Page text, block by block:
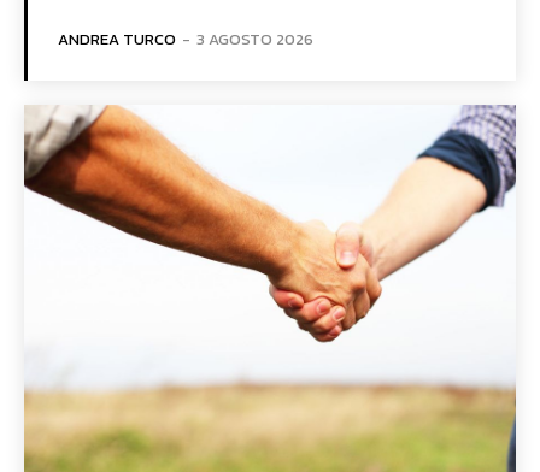
ANDREA TURCO - 3 AGOSTO 2026